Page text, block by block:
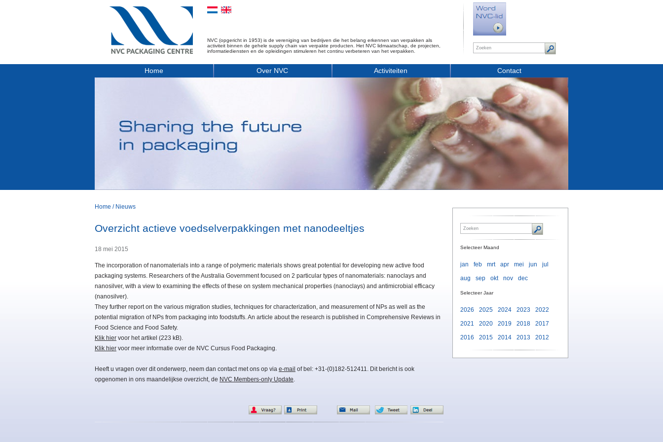
NVC (opgericht in 1953) is de vereniging van bedrijven die het belang erkennen van verpakken als
activiteit binnen de gehele supply chain van verpakte producten. Het NVC lidmaatschap, de projecten,
informatiediensten en de opleidingen stimuleren het continu verbeteren van het verpakken.
Home Over NVC Activiteiten Contact
Home / Nieuws
Overzicht actieve voedselverpakkingen met nanodeeltjes
18 mei 2015
The incorporation of nanomaterials into a range of polymeric materials shows great potential for developing new active food
packaging systems. Researchers of the Australia Government focused on 2 particular types of nanomaterials: nanoclays and
nanosilver, with a view to examining the effects of these on system mechanical properties (nanoclays) and antimicrobial efficacy
(nanosilver).
They further report on the various migration studies, techniques for characterization, and measurement of NPs as well as the
potential migration of NPs from packaging into foodstuffs. An article about the research is published in Comprehensive Reviews in
Food Science and Food Safety.
Klik hier voor het artikel (223 kB).
Klik hier voor meer informatie over de NVC Cursus Food Packaging.
Heeft u vragen over dit onderwerp, neem dan contact met ons op via e-mail of bel: +31-(0)182-512411. Dit bericht is ook
opgenomen in ons maandelijkse overzicht, de NVC Members-only Update.
Selecteer Maand
jan feb mrt apr mei jun
jul
aug
sep okt nov dec
Selecteer Jaar
2026 2025 2024 2023
2022
2021
2020 2019 2018
2017
2016
2015 2014 2013 2012